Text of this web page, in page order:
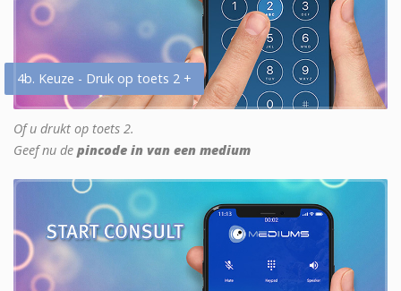
4b. Keuze - Druk op toets 2 +
Of u drukt op toets 2.
Geef nu de pincode in van een medium